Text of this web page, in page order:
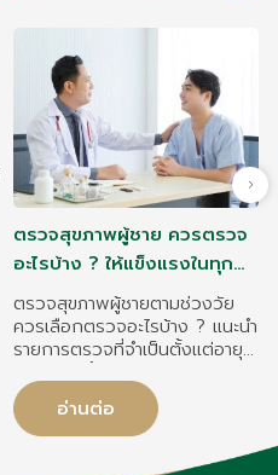
ตรวจสุขภาพผู้ชาย ควรตรวจ
อะไรบ้าง ? ให้แข็งแรงในทุก
ตรวจสุขภาพผู้ชายตามช่วงวัย
ควรเลือกตรวจอะไรบ้าง ? แนะนำ
รายการตรวจที่จำเป็นตั้งแต่อายุ
ตัวเพื่อผลลัพธ์ที่แม่นยำ
อ่านต่อ